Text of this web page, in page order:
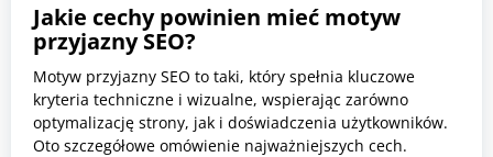
Jakie cechy powinien mieć motyw
przyjazny SEO?
Motyw przyjazny SEO to taki, który spełnia kluczowe
kryteria techniczne i wizualne, wspierając zarówno
optymalizację strony, jak i doświadczenia użytkowników.
Oto szczegółowe omówienie najważniejszych cech.